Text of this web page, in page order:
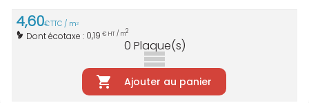
4,60€TTC / m2
Dont écotaxe : 0,19 € HT / m2
0 Plaque(s)
Ajouter au panier